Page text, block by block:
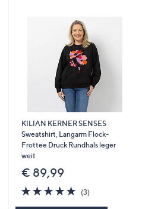
KILIAN KERNER SENSES
Sweatshirt, Langarm Flock-
Frottee Druck Rundhals leger
weit
€ 89,99
5.0
von
(3)3